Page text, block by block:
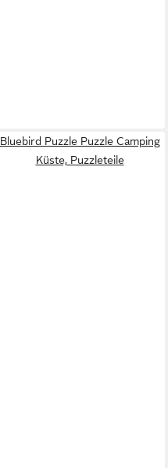
Bluebird Puzzle Puzzle Camping
Küste, Puzzleteile